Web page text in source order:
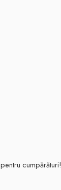
pentru cumpărături!